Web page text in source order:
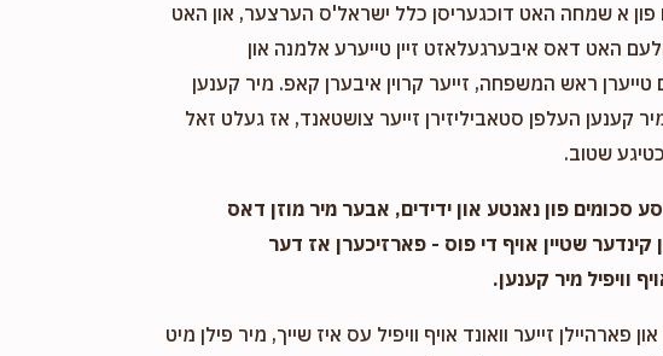
פון א שמחה האט דוכגעריסן כלל ישראל'ס הערצער, און האט
האט דאס איבערגעלאזט זיין טייערע אלמנה און
ראש המשפחה, זייער קרוין איבערן קאפ. מיר קענען
קענען העלפן סטאביליזירן זייער צושטאנד, אז געלט זאל
שטוב.
סכומים פון נאנטע און ידידים, אבער מיר מוזן דאס
קינדער שטיין אויף די פוס - פארזיכערן אז דער
וויפיל מיר קענען.
פארהיילן זייער וואונד אויף וויפיל עס איז שייך, מיר פילן מיט